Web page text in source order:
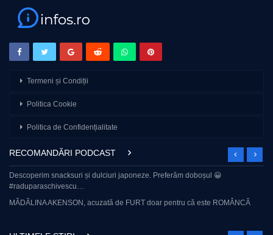
Termeni și Condiții
Politica Cookie
Politica de Confidențialitate
RECOMANDĂRI PODCAST
Descoperim snacksuri și dulciuri japoneze. Preferăm doboșul 😀
#raduparaschivescu…
MĂDĂLINA AKENSON, acuzată de FURT doar pentru că este ROMÂNCĂ